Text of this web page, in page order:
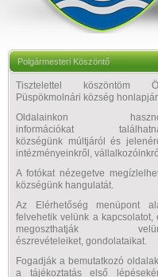
Polgármesteri Köszöntő
Tisztelettel köszöntöm
Püspökmolnári község
Oldalainkon
információkat
községünk múltjáról és
intézményeinkről,
A fotókat nézegetve
községünk hangulatát.
Az Elérhetőség menüpont
felvehetik velünk a kapcsolatot,
megoszthatják
észrevételeiket, gondolataikat.
Fogadják a bemutatkozó
a tájékoztatás első